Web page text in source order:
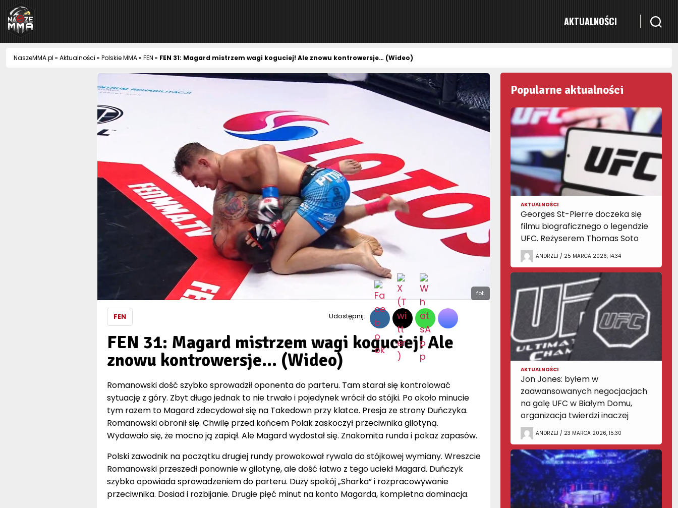
NaszeMMA
AKTUALNOŚCI
NaszeMMA.pl » Aktualności » Polskie MMA» FEN » FEN 31: Magard mistrzem wagi koguciej! Ale znowu kontrowersje… (Wideo)
fot.
FEN Udostępnij:
FEN 31: Magard mistrzem wagi koguciej! Ale
znowu kontrowersje… (Wideo)
Romanowski dość szybko sprowadził oponenta do parteru. Tam starał się kontrolować
sytuację z góry. Zbyt długo jednak to nie trwało i pojedynek wrócił do stójki. Po około minucie
tym razem to Magard zdecydował się na Takedown przy klatce. Presja ze strony Duńczyka.
Romanowski obronił się. Chwilę przed końcem Polak zaskoczył przeciwnika gilotyną.
Wydawało się, że mocno ją zapiął. Ale Magard wydostał się. Znakomita runda i pokaz zapasów.
Polski zawodnik na początku drugiej rundy prowokował rywala do stójkowej wymiany. Wreszcie
Romanowski przeszedł ponownie w gilotynę, ale dość łatwo z tego uciekł Magard. Duńczyk
szybko opowiada sprowadzeniem do parteru. Duży spokój „Sharka” i rozpracowywanie
przeciwnika. Dosiad i rozbijanie. Drugie pięć minut na konto Magarda, kompletna dominacja.
Popularne aktualności
AKTUALNOŚCI
Georges St-Pierre doczeka się
filmu biograficznego o legendzie
UFC. Reżyserem Thomas Soto
ANDRZEJ / 25 MARCA 2026, 14:34
AKTUALNOŚCI
Jon Jones: byłem w
zaawansowanych negocjacjach
na galę UFC w Białym Domu,
organizacja twierdzi inaczej
ANDRZEJ / 23 MARCA 2026, 15:30